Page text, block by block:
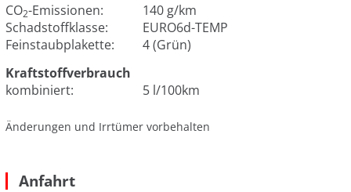
CO2-Emissionen:
140 g/km
Schadstoffklasse:
EURO6d-TEMP
Feinstaubplakette:
4 (Grün)
Kraftstoffverbrauch
kombiniert:
5 l/100km
Änderungen und Irrtümer vorbehalten
Anfahrt